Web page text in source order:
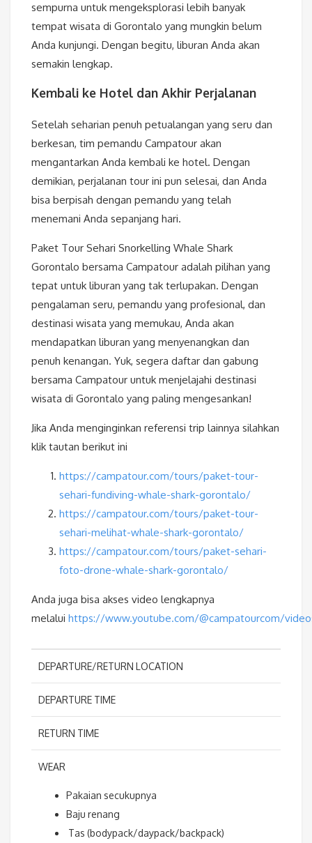
sempurna untuk mengeksplorasi lebih banyak
tempat wisata di Gorontalo yang mungkin belum
Anda kunjungi. Dengan begitu, liburan Anda akan
semakin lengkap.
Kembali ke Hotel dan Akhir Perjalanan
Setelah seharian penuh petualangan yang seru dan
berkesan, tim pemandu Campatour akan
mengantarkan Anda kembali ke hotel. Dengan
demikian, perjalanan tour ini pun selesai, dan Anda
bisa berpisah dengan pemandu yang telah
menemani Anda sepanjang hari.
Paket Tour Sehari Snorkelling Whale Shark
Gorontalo bersama Campatour adalah pilihan yang
tepat untuk liburan yang tak terlupakan. Dengan
pengalaman seru, pemandu yang profesional, dan
destinasi wisata yang memukau, Anda akan
mendapatkan liburan yang menyenangkan dan
penuh kenangan. Yuk, segera daftar dan gabung
bersama Campatour untuk menjelajahi destinasi
wisata di Gorontalo yang paling mengesankan!
Jika Anda menginginkan referensi trip lainnya silahkan
klik tautan berikut ini
https://campatour.com/tours/paket-tour-
sehari-fundiving-whale-shark-gorontalo/
https://campatour.com/tours/paket-tour-
sehari-melihat-whale-shark-gorontalo/
https://campatour.com/tours/paket-sehari-
foto-drone-whale-shark-gorontalo/
Anda juga bisa akses video lengkapnya
melalui https://www.youtube.com/@campatourcom/
DEPARTURE/RETURN LOCATION
DEPARTURE TIME
RETURN TIME
WEAR
Pakaian secukupnya
Baju renang
Tas (bodypack/daypack/backpack)